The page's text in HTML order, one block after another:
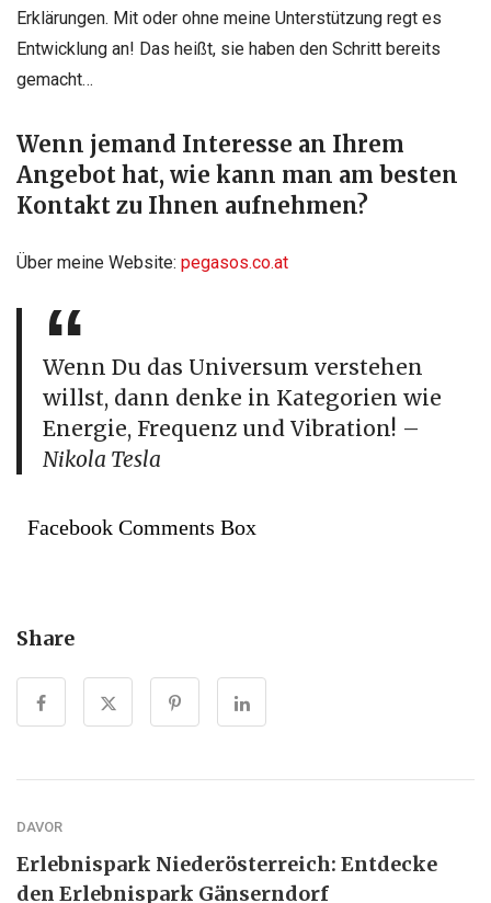
Erklärungen. Mit oder ohne meine Unterstützung regt es
Entwicklung an! Das heißt, sie haben den Schritt bereits
gemacht…
Wenn jemand Interesse an Ihrem
Angebot hat, wie kann man am besten
Kontakt zu Ihnen aufnehmen?
Über meine Website: pegasos.co.at
Wenn Du das Universum verstehen
willst, dann denke in Kategorien wie
Energie, Frequenz und Vibration! –
Nikola Tesla
Facebook Comments Box
Share
DAVOR
Erlebnispark Niederösterreich: Entdecke
den Erlebnispark Gänserndorf